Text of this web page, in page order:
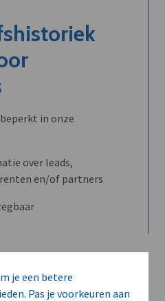
je een betere
Pas je voorkeuren aan
in onze
over leads,
en/of partners